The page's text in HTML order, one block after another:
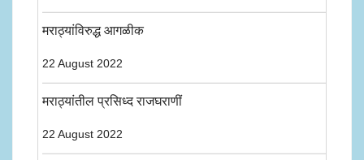
मराठ्यांविरुद्ध आगळीक
22 August 2022
मराठ्यांतील प्रसिध्द राजघराणीं
22 August 2022